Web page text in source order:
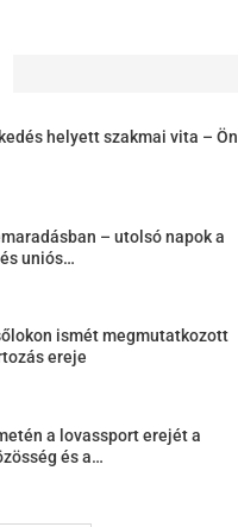
helyett szakmai vita – Ön
– utolsó napok a
uniós…
ismét megmutatkozott
ereje
a lovassport erejét a
és a…